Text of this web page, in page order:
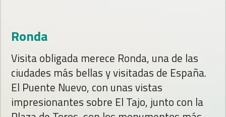
Ronda
Visita obligada merece Ronda, una de las
ciudades más bellas y visitadas de España.
El Puente Nuevo, con unas vistas
impresionantes sobre El Tajo, junto con la